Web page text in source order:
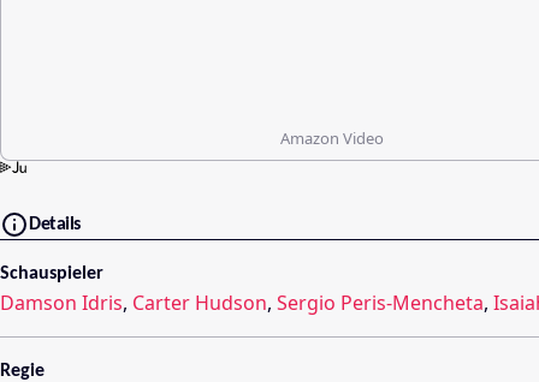
Amazon Video
Details
Schauspieler
Damson Idris, Carter Hudson, Sergio Peris-Mencheta,
Regie